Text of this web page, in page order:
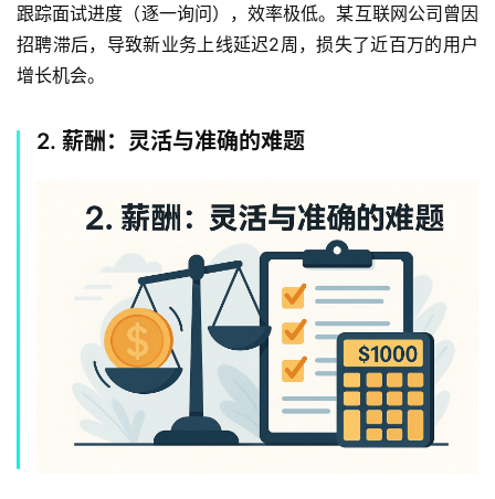
跟踪面试进度（逐一询问），效率极低。某互联网公司曾因
招聘滞后，导致新业务上线延迟2周，损失了近百万的用户
增长机会。
2. 薪酬：灵活与准确的难题